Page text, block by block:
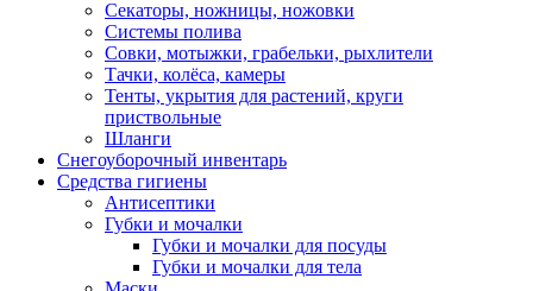
Секаторы, ножницы, ножовки
Системы полива
Совки, мотыжки, грабельки, рыхлители
Тачки, колёса, камеры
Тенты, укрытия для растений, круги
приствольные
Шланги
Снегоуборочный инвентарь
Средства гигиены
Антисептики
Губки и мочалки
Губки и мочалки для посуды
Губки и мочалки для тела